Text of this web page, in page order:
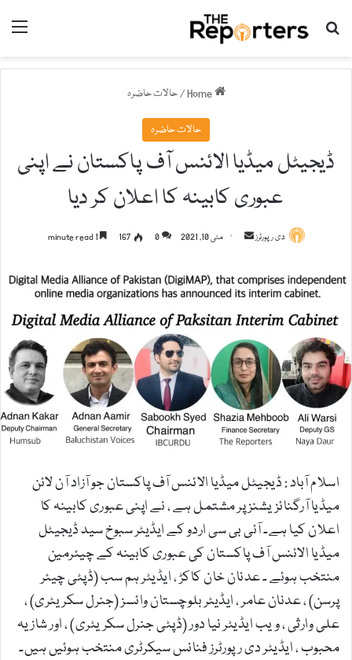
Search for
Home
/حالات حاضرہ
حالات حاضرہ
ڈیجیٹل میڈیا الائنس آف پاکستان نے اپنی
عبوری کابینہ کا اعلان کر دیا
دی رپورٹرز
Send
email
مئی 10, 2021 0
167
اسلام آباد : ڈیجیٹل میڈیا الائنس آف پاکستان جو آزاد آن لائن
میڈیا آرگنائزیشنز پر مشتمل ہے ، نے اپنی عبوری کابینہ کا
اعلان کیا ہے۔ آئی بی سی اردو کے ایڈیٹر سبوخ سید ڈیجیٹل
میڈیا الائنس آف پاکستان کی عبوری کابینہ کے چیئرمین
منتخب ہوئے ۔ عدنان خان کاکڑ ، ایڈیٹر ہم سب (ڈپٹی چیئر
پرسن) ، عدنان عامر ، ایڈیٹر بلوچستان وائسز (جنرل سکریٹری) ،
علی وارثی ، ویب ایڈیٹر نیا دور (ڈپٹی جنرل سکریٹری) ، اور شازیہ
محبوب ، ایڈیٹر دی رپورٹرز فنانس سیکرٹری منتخب ہوئیں ہیں۔